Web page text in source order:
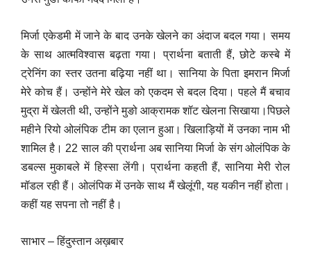
मिर्जा एकेडमी में जाने के बाद उनके खेलने का अंदाज बदल गया। समय
के साथ आत्मविश्वास बढ़ता गया। प्रार्थना बताती हैं, छोटे कस्बे में
ट्रेनिंग का स्तर उतना बढ़िया नहीं था। सानिया के पिता इमरान मिर्जा
मेरे कोच हैं। उन्होंने मेरे खेल को एकदम से बदल दिया। पहले मैं बचाव
मुद्रा में खेलती थी, उन्होंने मुङो आक्रामक शॉट खेलना सिखाया।पिछले
महीने रियो ओलंपिक टीम का एलान हुआ। खिलाड़ियों में उनका नाम भी
शामिल है। 22 साल की प्रार्थना अब सानिया मिर्जा के संग ओलंपिक के
डबल्स मुकाबले में हिस्सा लेंगी। प्रार्थना कहती हैं, सानिया मेरी रोल
मॉडल रही हैं। ओलंपिक में उनके साथ मैं खेलूंगी, यह यकीन नहीं होता।
कहीं यह सपना तो नहीं है।
साभार – हिंदुस्तान अख़बार